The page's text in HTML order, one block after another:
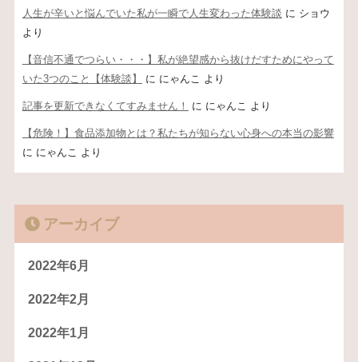
人生が辛いと悩んでいた私が一瞬で人生変わった体験談 に ショウ
より
【音信不通でつらい・・・】私が絶望感から抜けだすためにやって
いた3つのこと【体験談】
に にゃんこ より
記事を更新できなくてすみません！ に にゃんこ より
【危険！】食品添加物とは？私たちが知らない心身への本当の影響
に にゃんこ より
アーカイブ
2022年6月
2022年2月
2022年1月